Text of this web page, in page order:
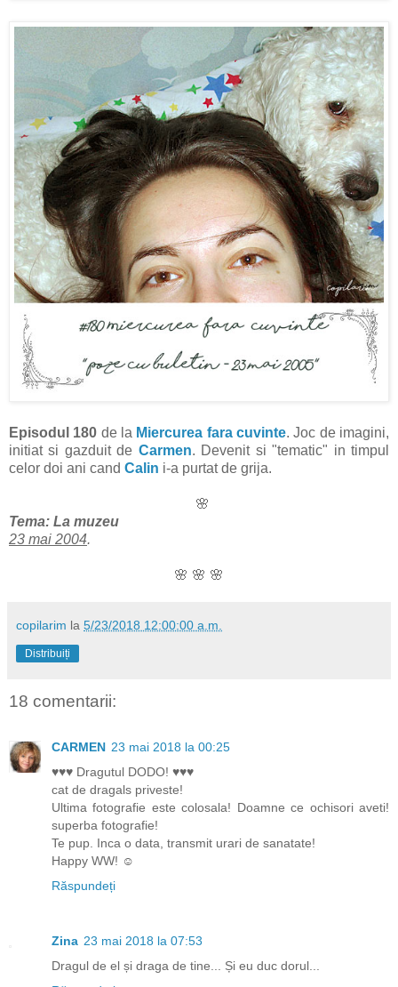
Episodul 180 de la Miercurea fara cuvinte. Joc de imagini,
initiat si gazduit de Carmen. Devenit si "tematic" in timpul
celor doi ani cand Calin i-a purtat de grija.
🌸
Tema: La muzeu
23 mai 2004.
🌸 🌸 🌸
copilarim la 5/23/2018 12:00:00 a.m.
Distribuiți
18 comentarii:
CARMEN 23 mai 2018 la 00:25
♥♥♥ Dragutul DODO! ♥♥♥
cat de dragals priveste!
Ultima fotografie este colosala! Doamne ce ochisori aveti!
superba fotografie!
Te pup. Inca o data, transmit urari de sanatate!
Happy WW! ☺
Răspundeți
Zina 23 mai 2018 la 07:53
Dragul de el și draga de tine... Și eu duc dorul...